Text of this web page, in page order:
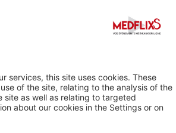
les symptômes ont disparu et après
reconstitué.
2 in an immunocompromised patient